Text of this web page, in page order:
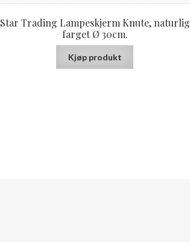
Star Trading Lampeskjerm Knute, naturlig
farget Ø 30cm.
Kjøp produkt